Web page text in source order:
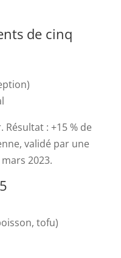
de cinq
: +15 % de
validé par une
2023.
tofu)